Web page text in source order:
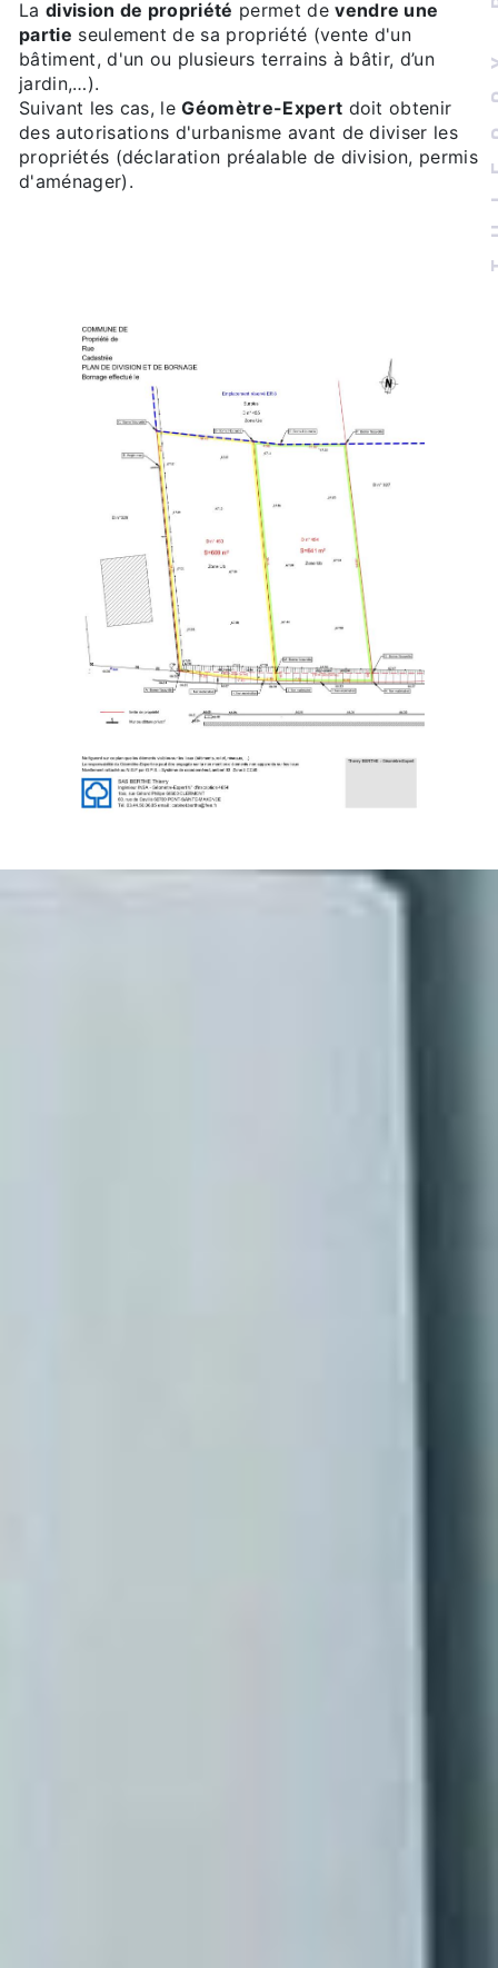
La division de propriété permet devendre une
partie seulement de sa propriété (vente d'un
bâtiment, d'un ou plusieurs terrains à bâtir, d’un
jardin,…).
Suivant les cas, leGéomètre-Expert doit obtenir
des autorisations d'urbanisme avant de diviser les
propriétés (déclaration préalable de division, permis
d'aménager).